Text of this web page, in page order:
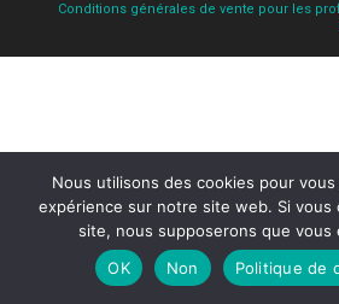
Conditions générales de vente pour les
Nous utilisons des cookies pour
expérience sur notre site web. Si vous
site, nous supposerons que vous
OK
Non Politique de